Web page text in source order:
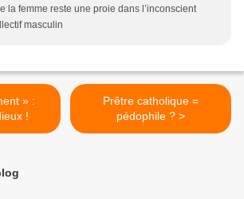
la femme reste une proie dans l’inconscient
masculin
!
Prêtre catholique =
pédophile ? >